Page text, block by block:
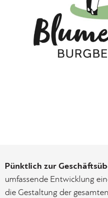
Pünktlich zur
umfassende Entwicklung
die Gestaltung der